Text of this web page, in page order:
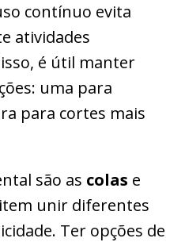
contínuo evita
atividades
é útil manter
uma para
para cortes mais
são as colas e
unir diferentes
Ter opções de